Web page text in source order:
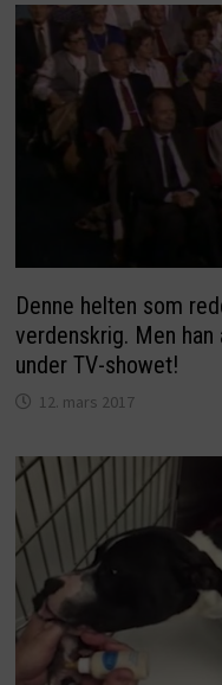
Denne helten som
verdenskrig. Men
under TV-showet!
12. mars 2017